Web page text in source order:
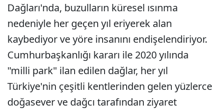
Dağları'nda, buzulların küresel ısınma
nedeniyle her geçen yıl eriyerek alan
kaybediyor ve yöre insanını endişelendiriyor.
Cumhurbaşkanlığı kararı ile 2020 yılında
"milli park" ilan edilen dağlar, her yıl
Türkiye'nin çeşitli kentlerinden gelen yüzlerce
doğasever ve dağcı tarafından ziyaret